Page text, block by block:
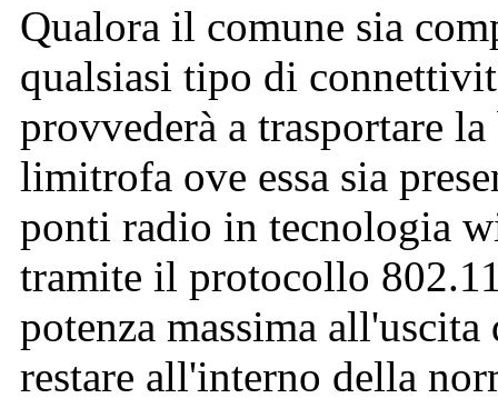
Qualora il comune sia
qualsiasi tipo di
provvederà a trasportare
limitrofa ove essa sia
ponti radio in tecnologia
tramite il protocollo
potenza massima
restare all'interno della